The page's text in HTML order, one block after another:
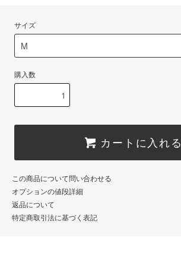
サイズ
購入数
カートに入れる
この商品について問い合わせる
オプションの値段詳細
返品について
特定商取引法に基づく表記